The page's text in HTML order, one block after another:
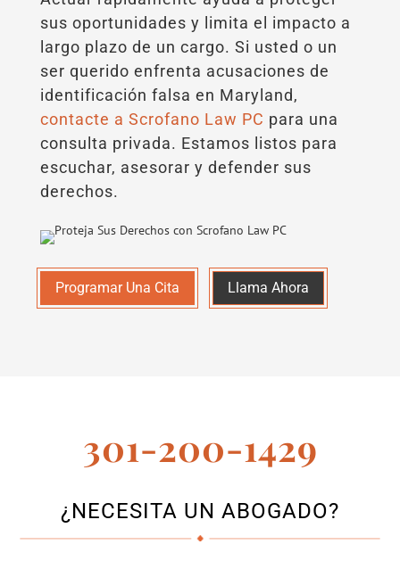
sus oportunidades y limita el impacto a
largo plazo de un cargo. Si usted o un
ser querido enfrenta acusaciones de
identificación falsa en Maryland,
contacte a Scrofano Law PC para una
consulta privada. Estamos listos para
escuchar, asesorar y defender sus
derechos.
Programar Una Cita Llama Ahora
301-200-1429
¿NECESITA UN ABOGADO?